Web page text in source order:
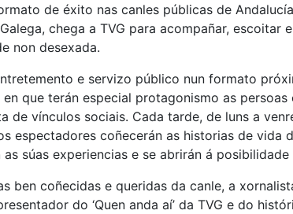
de éxito nas canles públicas de
chega a TVG para acompañar, escoitar
non desexada.
e servizo público nun formato
que terán especial protagonismo as persoas
de vínculos sociais. Cada tarde, de luns a
espectadores coñecerán as historias de vida
súas experiencias e se abrirán á
ben coñecidas e queridas da canle, a
do ‘Quen anda aí’ da TVG e do